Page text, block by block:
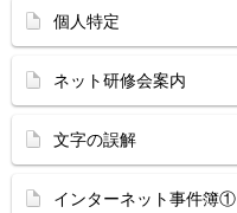
個人特定
ネット研修会案内
文字の誤解
インターネット事件簿①